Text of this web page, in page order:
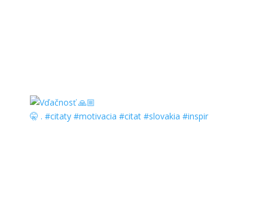
🤫 . #citaty #motivacia #citat #slovakia #inspir